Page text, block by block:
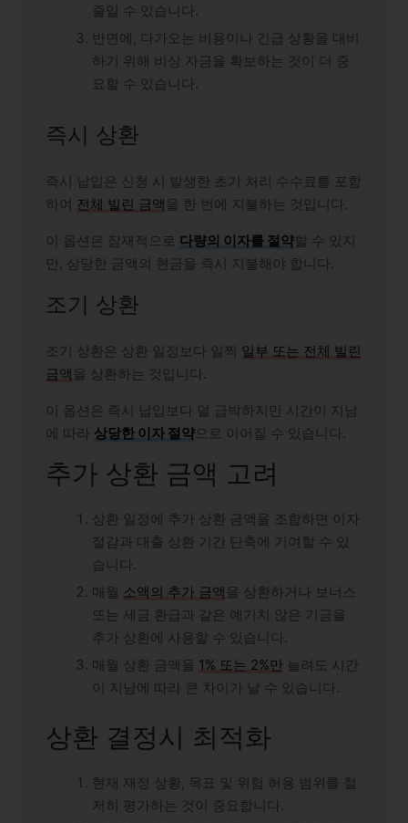
줄일 수 있습니다.
반면에, 다가오는 비용이나 긴급 상황을 대비
하기 위해 비상 자금을 확보하는 것이 더 중
요할 수 있습니다.
즉시 상환
즉시 납입은 신청 시 발생한 초기 처리 수수료를 포함
하여 전체 빌린 금액을 한 번에 지불하는 것입니다.
이 옵션은 잠재적으로 다량의 이자를 절약할 수 있지
만, 상당한 금액의 현금을 즉시 지불해야 합니다.
조기 상환
조기 상환은 상환 일정보다 일찍 일부 또는 전체 빌린
금액을 상환하는 것입니다.
이 옵션은 즉시 납입보다 덜 급박하지만 시간이 지남
에 따라 상당한 이자 절약으로 이어질 수 있습니다.
추가 상환 금액 고려
상환 일정에 추가 상환 금액을 조합하면 이자
절감과 대출 상환 기간 단축에 기여할 수 있
습니다.
매월 소액의 추가 금액을 상환하거나 보너스
또는 세금 환급과 같은 예기치 않은 기금을
추가 상환에 사용할 수 있습니다.
매월 상환 금액을 1% 또는 2%만 늘려도 시간
이 지남에 따라 큰 차이가 날 수 있습니다.
상환 결정시 최적화
현재 재정 상황, 목표 및 위험 허용 범위를 철
저히 평가하는 것이 중요합니다.